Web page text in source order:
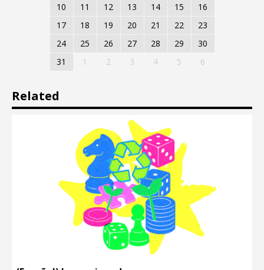
10
11 12 13 14 15
16
17
18 19 20 21 22
23
24
25 26 27 28 29
30
31
1 2 3 4 5 6
Related